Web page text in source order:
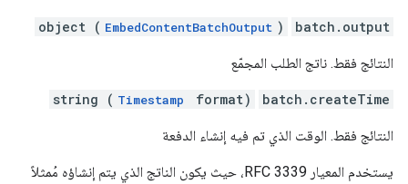
batch.output
object ( EmbedContentBatchOutput )
النتائج فقط. ناتج الطلب المجمّع
batch.createTime
string ( Timestamp format)
النتائج فقط. الوقت الذي تم فيه إنشاء الدفعة
يستخدم المعيار RFC 3339، حيث يكون الناتج الذي يتم إنشاؤه مُمثلاً